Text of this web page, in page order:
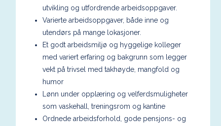
utvikling og utfordrende arbeidsoppgaver.
Varierte arbeidsoppgaver, både inne og
utendørs på mange lokasjoner.
Et godt arbeidsmiljø og hyggelige kolleger
med variert erfaring og bakgrunn som legger
vekt på trivsel med takhøyde, mangfold og
humor
Lønn under opplæring og velferdsmuligheter
som vaskehall, treningsrom og kantine
Ordnede arbeidsforhold, gode pensjons- og